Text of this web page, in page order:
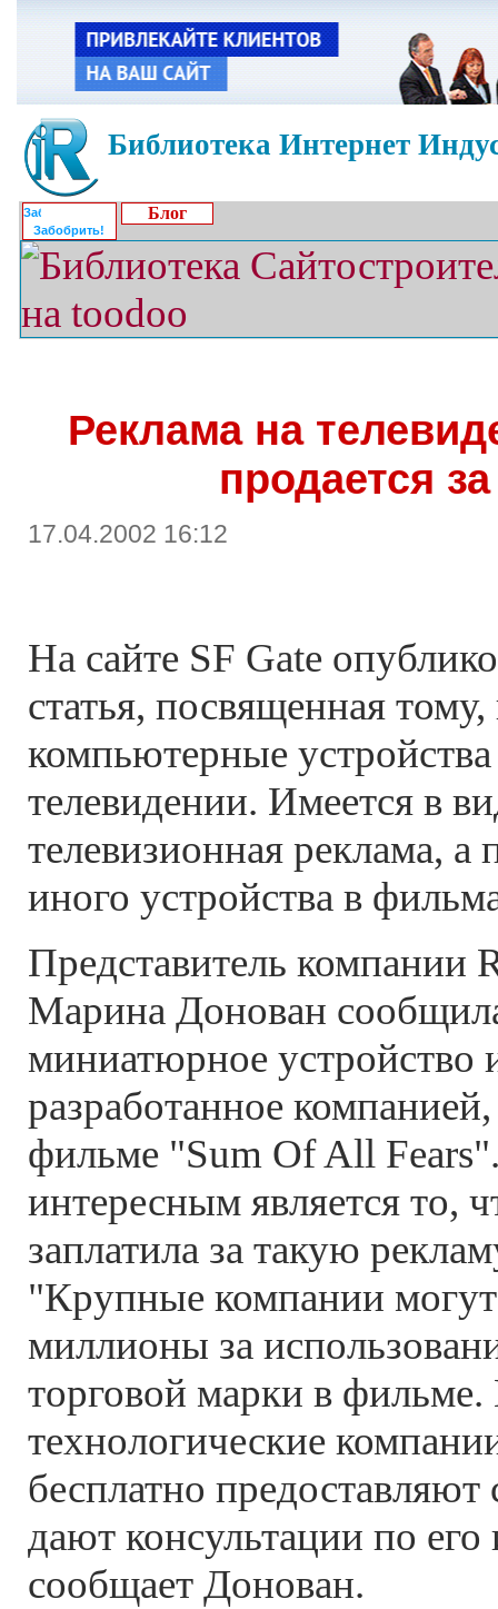
Библиотека Интернет
Забобрить!
Блог
Реклама на
продается
17.04.2002 16:12
На сайте SF Gate
статья, посвященная
компьютерные
телевидении. Имеется в
телевизионная реклама, а
иного устройства в
Представитель компании
Марина Донован
миниатюрное устройство
разработанное
фильме "Sum Of All
интересным является то,
заплатила за такую
"Крупные компании могут
миллионы за
торговой марки в
технологические
бесплатно предоставляют
дают консультации по
сообщает Донован.